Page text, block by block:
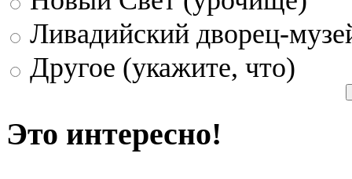
Ливадийский дворец-
Другое (укажите, что)
Это интересно!